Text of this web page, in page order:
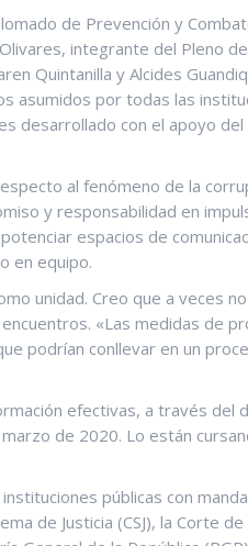
de Prevención y
integrante del Pleno
Quintanilla y Alcides
asumidos por todas las
desarrollado con el apoyo
al fenómeno de la
y responsabilidad en
espacios de
en equipo.
unidad. Creo que a veces
«Las medidas de
podrían conllevar en un
efectivas, a través
de 2020. Lo están
públicas con
de Justicia (CSJ), la Corte